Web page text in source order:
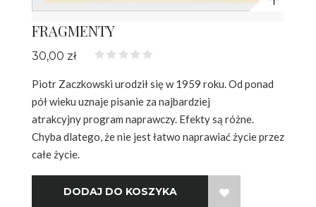
FRAGMENTY
30,00 zł
Piotr Zaczkowski urodził się w 1959 roku. Od ponad
pół wieku uznaje pisanie za najbardziej
atrakcyjny program naprawczy. Efekty są różne.
Chyba dlatego, że nie jest łatwo naprawiać życie przez
całe życie.
WISH LIST